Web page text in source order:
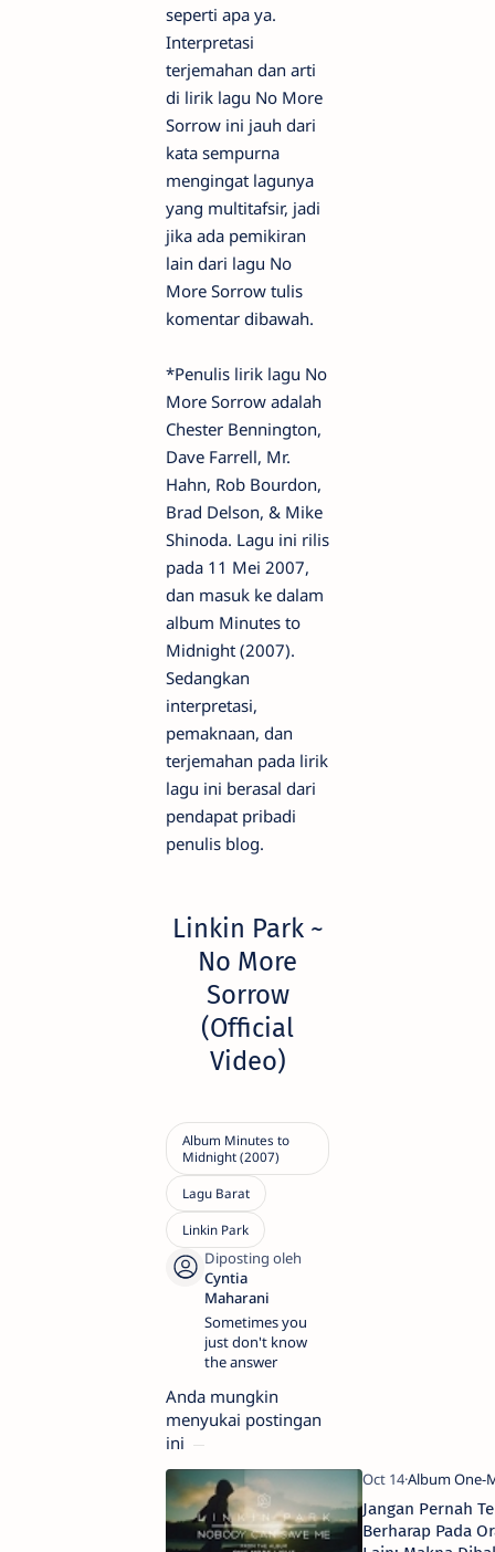
seperti apa ya.
Interpretasi
terjemahan dan arti
di lirik lagu No More
Sorrow ini jauh dari
kata sempurna
mengingat lagunya
yang multitafsir, jadi
jika ada pemikiran
lain dari lagu No
More Sorrow tulis
komentar dibawah.
*Penulis lirik lagu No
More Sorrow adalah
Chester Bennington,
Dave Farrell, Mr.
Hahn, Rob Bourdon,
Brad Delson, & Mike
Shinoda. Lagu ini rilis
pada 11 Mei 2007,
dan masuk ke dalam
album Minutes to
Midnight (2007).
Sedangkan
interpretasi,
pemaknaan, dan
terjemahan pada lirik
lagu ini berasal dari
pendapat pribadi
penulis blog.
Linkin Park ~
No More
Sorrow
(Official
Video)
Sometimes you
just don't know
the answer
Anda mungkin
menyukai postingan
ini
Jangan Pernah
Berharap Pada